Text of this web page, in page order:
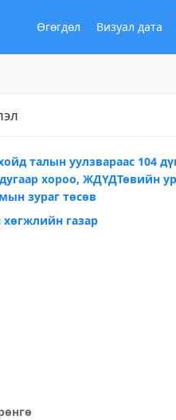
Өгөгдөл Визуал дата
талын уулзвараас 104
хороо, ЖДҮДТөвийн
зураг төсөв
газар